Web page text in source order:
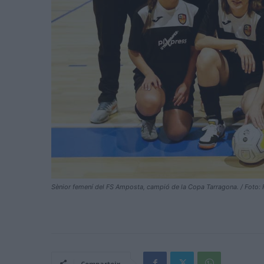
Sènior femení del FS Amposta, campió de la Copa Tarragona. / Foto: